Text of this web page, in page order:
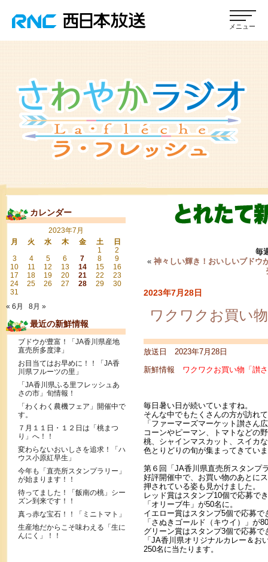
毎
« 神々しい輝き！おいしいブドウ
2023年7月28日
ワクワクお買い
放送日 2023年7月28日
新鮮情報 ワクワクお買い物「讃
毎日暑い日が続いていますね。
そんな中でもたくさんの方が訪れ
「ファーマーズマーケット讃さん
コーンやピーマン、トマトなどの
桃、シャインマスカット、スイカ
色とりどりの旬が集まってきてい
第６回「JA香川県直売所スタンプ
好評開催中で、 お買い物のあとに
押されている姿も見かけました。
レッド賞はスタンプ10個で応募でき
「オリーブ牛」が50名に。
イエロー賞はスタンプ5個で応募で
「さぬきゴールド（キウイ）」が
グリーン賞はスタンプ3個で応募で
「JA香川県オリジナルカレー＆お
250名に当たります。
カレンダー
2023年7月
月
火 水 木 金 土
日
1
2
3
4 5 6 7 8
9
10
11 12 13 14 15
16
17
18 19 20 21 22
23
24
25 26 27 28 29
30
31
« 6月
8月 »
最近の新鮮情報
ブドウが豊富！「JA香川県産地
直売所多度津」
お目当てはお早めに！！「JA香
川県フルーツの里」
「JA香川県ふる里フレッシュあ
さの市」旬情報！
「わくわく農機フェア」開催中で
す。
７月１１日・１２日は「桃まつ
り」へ！！
変わらないおいしさを追求！「ハ
ウス小原紅早生」
今年も「直売所スタンプラリー」
が始まります！！
待ってました！「飯南の桃」シー
ズン到来です！！
真っ赤な宝石！！「ミニトマト」
生産地だからこそ味わえる「生に
んにく」！！